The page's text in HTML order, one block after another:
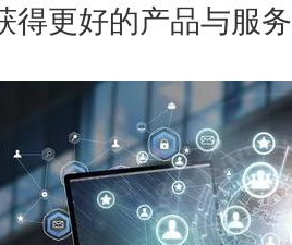
得更好的产品与服